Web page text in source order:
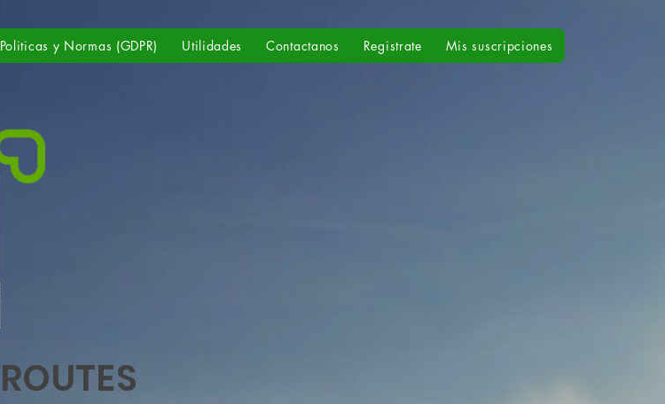
Politicas y Normas (GDPR) Utilidades Contactanos Registrate Mis suscripciones
ROUTES